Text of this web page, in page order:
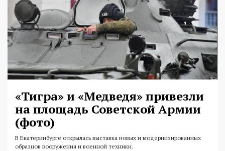
«Тигра» и «Медведя» привезли
на площадь Советской Армии
(фото)
В Екатеринбурге открылась выставка новых и модернизированных
образцов вооружения и военной техники.